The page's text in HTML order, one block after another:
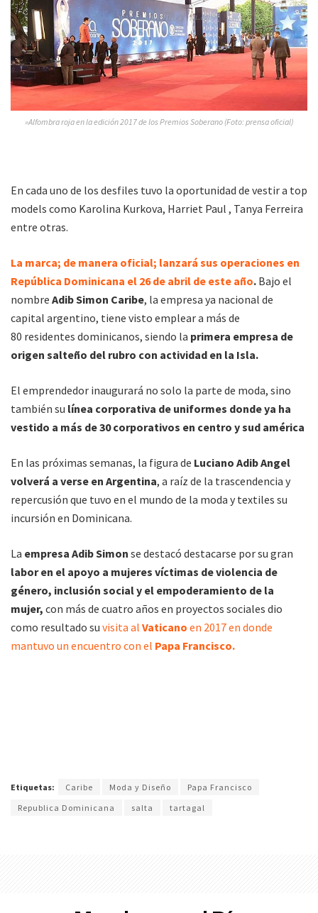
»Alfombra roja en la edición 2017 de los Premios Soberano (Foto: prensa oficial)
En cada uno de los desfiles tuvo la oportunidad de vestir a top
models como Karolina Kurkova, Harriet Paul , Tanya Ferreira
entre otras.
La marca; de manera oficial; lanzará sus operaciones en
República Dominicana el 26 de abril de este año. Bajo el
nombre Adib Simon Caribe, la empresa ya nacional de
capital argentino, tiene visto emplear a más de
80 residentes dominicanos, siendo la primera empresa de
origen salteño del rubro con actividad en la Isla.
El emprendedor inaugurará no solo la parte de moda, sino
también su línea corporativa de uniformes donde ya ha
vestido a más de 30 corporativos en centro y sud américa
En las próximas semanas, la figura de Luciano Adib Angel
volverá a verse en Argentina, a raíz de la trascendencia y
repercusión que tuvo en el mundo de la moda y textiles su
incursión en Dominicana.
La empresa Adib Simon se destacó destacarse por su gran
labor en el apoyo a mujeres víctimas de violencia de
género, inclusión social y el empoderamiento de la
mujer, con más de cuatro años en proyectos sociales dio
como resultado su visita al Vaticano en 2017 en donde
mantuvo un encuentro con el Papa Francisco.
Etiquetas: Caribe Moda y Diseño
Papa Francisco
Republica Dominicana
salta tartagal